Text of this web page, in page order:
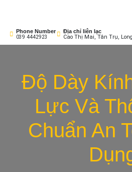
contentNhôm Kính
Phone Number
039 4442923
Địa chỉ liên lạc
Cao Thị Mai, Tân Trụ,
Độ Dày
Lực Và
Chuẩn An